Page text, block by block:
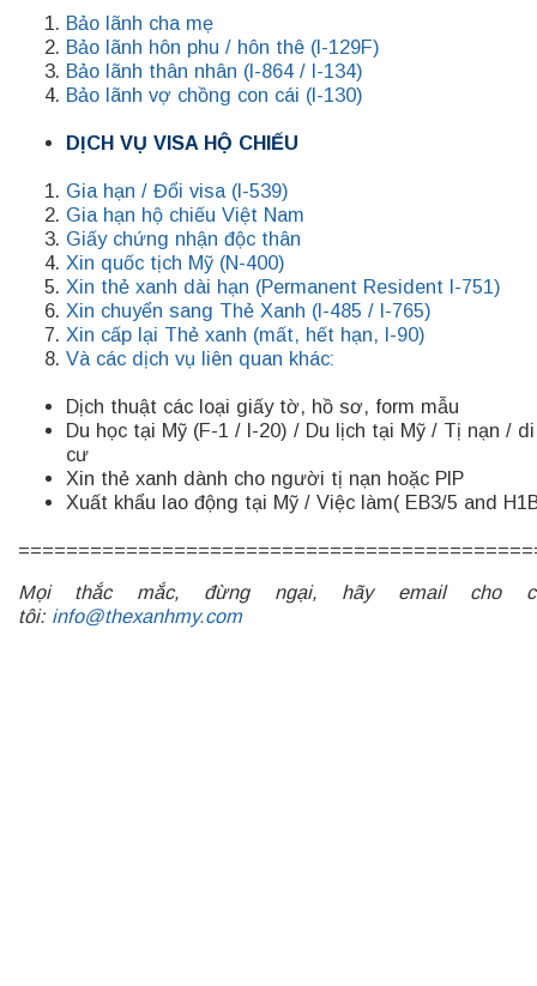
Bảo lãnh cha mẹ
Bảo lãnh hôn phu / hôn thê (I-129F)
Bảo lãnh thân nhân (I-864 / I-134)
Bảo lãnh vợ chồng con cái (I-130)
DỊCH VỤ VISA HỘ CHIẾU
Gia hạn / Đổi visa (I-539)
Gia hạn hộ chiếu Việt Nam
Giấy chứng nhận độc thân
Xin quốc tịch Mỹ (N-400)
Xin thẻ xanh dài hạn (Permanent Resident I-751)
Xin chuyển sang Thẻ Xanh (I-485 / I-765)
Xin cấp lại Thẻ xanh (mất, hết hạn, I-90)
Và các dịch vụ liên quan khác:
Dịch thuật các loại giấy tờ, hồ sơ, form mẫu
Du học tại Mỹ (F-1 / I-20) / Du lịch tại Mỹ / Tị nạn / di
cư
Xin thẻ xanh dành cho người tị nạn hoặc PIP
Xuất khẩu lao động tại Mỹ / Việc làm( EB3/5 and
Mọi thắc mắc, đừng ngại, hãy email cho
tôi: info@thexanhmy.com